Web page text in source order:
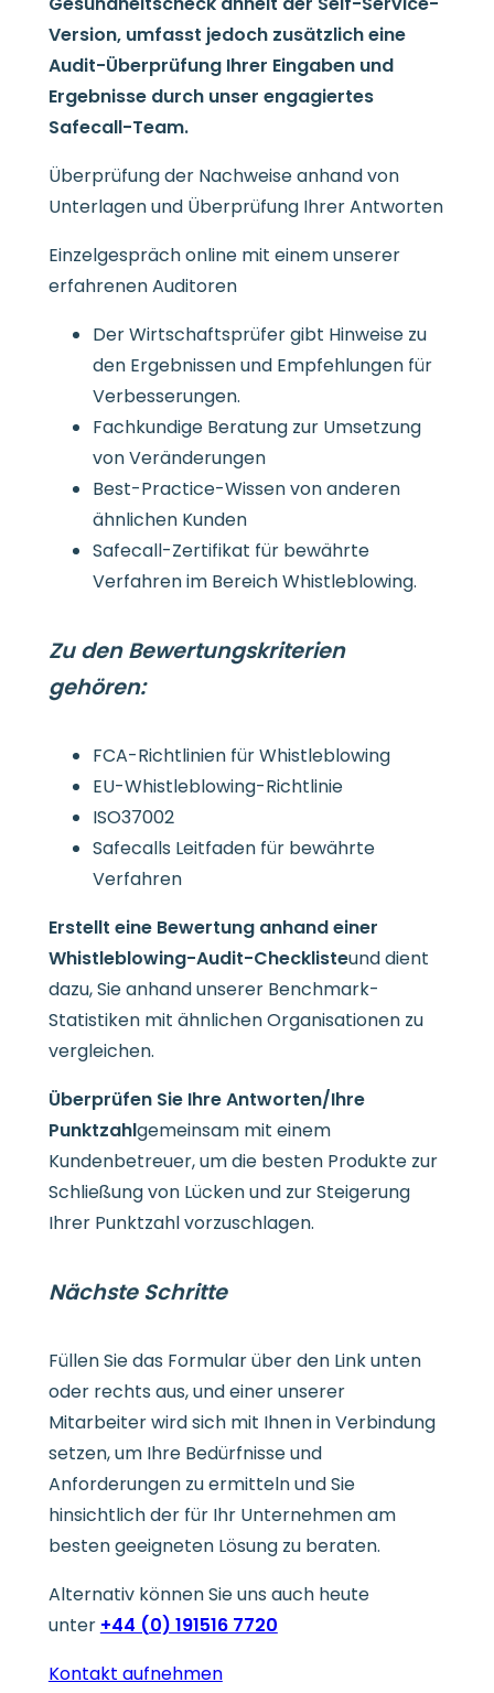
Version, umfasst jedoch zusätzlich eine
Audit-Überprüfung Ihrer Eingaben und
Ergebnisse durch unser engagiertes
Safecall-Team.
Überprüfung der Nachweise anhand von
Unterlagen und Überprüfung Ihrer Antworten
Einzelgespräch online mit einem unserer
erfahrenen Auditoren
Der Wirtschaftsprüfer gibt Hinweise zu
den Ergebnissen und Empfehlungen für
Verbesserungen.
Fachkundige Beratung zur Umsetzung
von Veränderungen
Best-Practice-Wissen von anderen
ähnlichen Kunden
Safecall-Zertifikat für bewährte
Verfahren im Bereich Whistleblowing.
Zu den Bewertungskriterien
gehören:
FCA-Richtlinien für Whistleblowing
EU-Whistleblowing-Richtlinie
ISO37002
Safecalls Leitfaden für bewährte
Verfahren
Erstellt eine Bewertung anhand einer
Whistleblowing-Audit-Checklisteund dient
dazu, Sie anhand unserer Benchmark-
Statistiken mit ähnlichen Organisationen zu
vergleichen.
Überprüfen Sie Ihre Antworten/Ihre
Punktzahlgemeinsam mit einem
Kundenbetreuer, um die besten Produkte zur
Schließung von Lücken und zur Steigerung
Ihrer Punktzahl vorzuschlagen.
Nächste Schritte
Füllen Sie das Formular über den Link unten
oder rechts aus, und einer unserer
Mitarbeiter wird sich mit Ihnen in Verbindung
setzen, um Ihre Bedürfnisse und
Anforderungen zu ermitteln und Sie
hinsichtlich der für Ihr Unternehmen am
besten geeigneten Lösung zu beraten.
Alternativ können Sie uns auch heute
unter +44 (0) 191516 7720
Kontakt aufnehmen